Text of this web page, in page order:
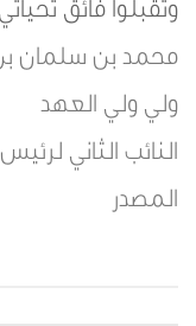
وتقبلوا فائق
محمد بن سلمان
ولي ولي العهد
النائب الثاني
المصدر